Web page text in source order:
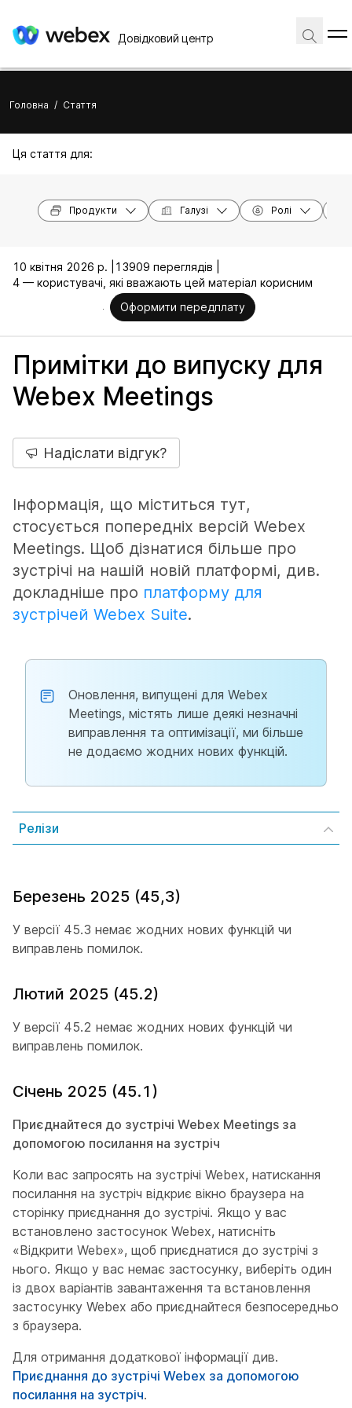
Довідковий центр
Головна / Стаття
Ця стаття для:
Продукти Галузі Ролі
10 квітня 2026 р. |
13909 переглядів |
4 — користувачі, які вважають цей матеріал корисним
Оформити передплату
Примітки до випуску для
Webex Meetings
Надіслати відгук?
Інформація, що міститься тут,
стосується попередніх версій Webex
Meetings. Щоб дізнатися більше про
зустрічі на нашій новій платформі, див.
докладніше про платформу для
зустрічей Webex Suite.
Оновлення, випущені для Webex
Meetings, містять лише деякі незначні
виправлення та оптимізації, ми більше
не додаємо жодних нових функцій.
Релізи
Березень 2025 (45,3)
У версії 45.3 немає жодних нових функцій чи
виправлень помилок.
Лютий 2025 (45.2)
У версії 45.2 немає жодних нових функцій чи
виправлень помилок.
Січень 2025 (45.1)
Приєднайтеся до зустрічі Webex Meetings за
допомогою посилання на зустріч
Коли вас запросять на зустрічі Webex, натискання
посилання на зустріч відкриє вікно браузера на
сторінку приєднання до зустрічі. Якщо у вас
встановлено застосунок Webex, натисніть
«Відкрити Webex», щоб приєднатися до зустрічі з
нього. Якщо у вас немає застосунку, виберіть один
із двох варіантів завантаження та встановлення
застосунку Webex або приєднайтеся безпосередньо
з браузера.
Для отримання додаткової інформації див.
Приєднання до зустрічі Webex за допомогою
посилання на зустріч.